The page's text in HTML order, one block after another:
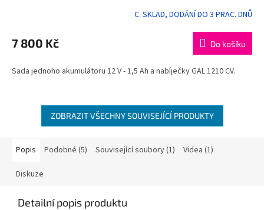
produktu
je
z
C. SKLAD, DODÁNÍ DO 3 PRAC. DNŮ
7 800 Kč Do košíku
Sada jednoho akumulátoru 12 V - 1,5 Ah a nabíječky GAL 1210 CV.
ZOBRAZIT VŠECHNY SOUVISEJÍCÍ PRODUKTY
Popis Podobné (5) Související soubory (1) Videa (1)
Diskuze
Detailní popis produktu